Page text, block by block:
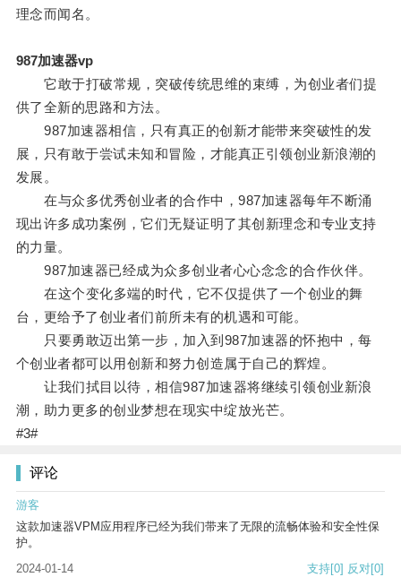
理念而闻名。
987加速器vp
它敢于打破常规，突破传统思维的束缚，为创业者们提
供了全新的思路和方法。
987加速器相信，只有真正的创新才能带来突破性的发
展，只有敢于尝试未知和冒险，才能真正引领创业新浪潮的
发展。
在与众多优秀创业者的合作中，987加速器每年不断涌
现出许多成功案例，它们无疑证明了其创新理念和专业支持
的力量。
987加速器已经成为众多创业者心心念念的合作伙伴。
在这个变化多端的时代，它不仅提供了一个创业的舞
台，更给予了创业者们前所未有的机遇和可能。
只要勇敢迈出第一步，加入到987加速器的怀抱中，每
个创业者都可以用创新和努力创造属于自己的辉煌。
让我们拭目以待，相信987加速器将继续引领创业新浪
潮，助力更多的创业梦想在现实中绽放光芒。
#3#
评论
游客
这款加速器VPM应用程序已经为我们带来了无限的流畅体验和安全性保
护。
2024-01-14
支持[0] 反对[0]